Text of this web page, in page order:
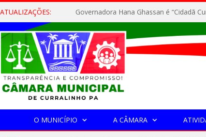
Governadora Hana Ghassan é “Cidadã
O MUNICÍPIO A CÂMARA